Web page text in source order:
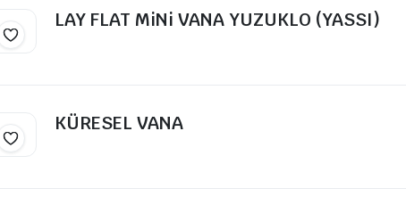
LAY FLAT MiNi VANA YUZUKLO (YASSI)
KÜRESEL VANA